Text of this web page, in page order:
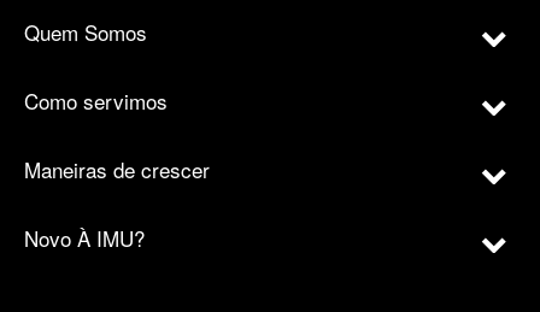
Quem Somos
Como servimos
Maneiras de crescer
Novo À IMU?